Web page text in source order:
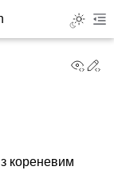
Toggle
кореневим